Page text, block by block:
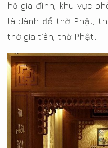
hộ gia đình, khu vực
là dành để thờ Phật,
thờ gia tiên, thờ Phật…